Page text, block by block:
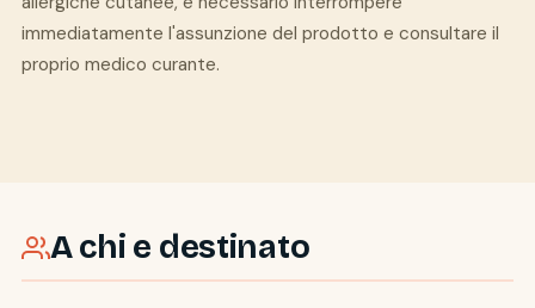
immediatamente l'assunzione del prodotto e consultare il
proprio medico curante.
A chi e destinato